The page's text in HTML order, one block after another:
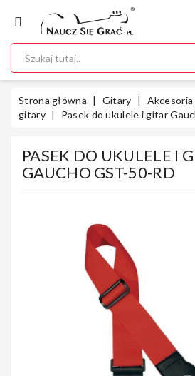
KATEGORIA
Ukulele
Gitary
Strona główna Gitary
gitary
Pasek do ukulele i gitar
PASEK DO UKULELE I
GAUCHO GST-50-RD